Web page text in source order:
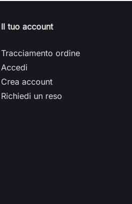
Il tuo account
Tracciamento ordine
Accedi
Crea account
Richiedi un reso